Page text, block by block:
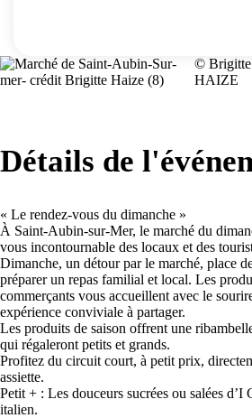
© Brigitte
HAIZE
Détails de
« Le rendez-vous du dimanche »
À Saint-Aubin-sur-Mer, le marché du
vous incontournable des locaux et des
Dimanche, un détour par le marché, place
préparer un repas familial et local. Les
commerçants vous accueillent avec le
expérience conviviale à partager.
Les produits de saison offrent une
qui régaleront petits et grands.
Profitez du circuit court, à petit prix,
assiette.
Petit + : Les douceurs sucrées ou salées
italien.